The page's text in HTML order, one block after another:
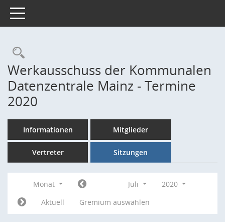
Toggle navigation
Rechercheauswahl
Werkausschuss der Kommunalen
Datenzentrale Mainz - Termine
2020
Informationen Mitglieder
Vertreter Sitzungen
Monat Juli
2020
Aktuell
Gremium auswählen